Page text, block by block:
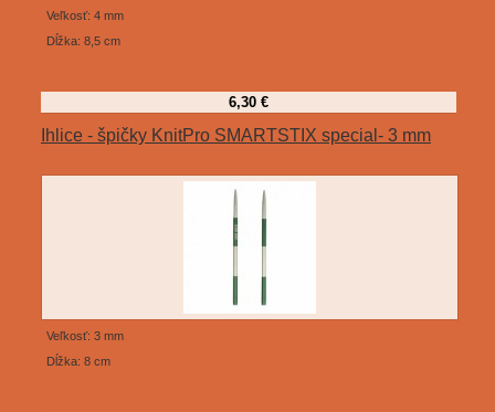
Veľkosť: 4 mm
Dĺžka: 8,5 cm
6,30 €
Ihlice - špičky KnitPro SMARTSTIX special- 3 mm
Veľkosť: 3 mm
Dĺžka: 8 cm